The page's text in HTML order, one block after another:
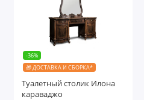
-36%
🎁 ДОСТАВКА И СБОРКА*
Туалетный столик Илона
караваджо